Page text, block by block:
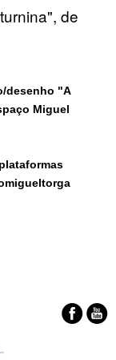
de
desenho "A
Miguel